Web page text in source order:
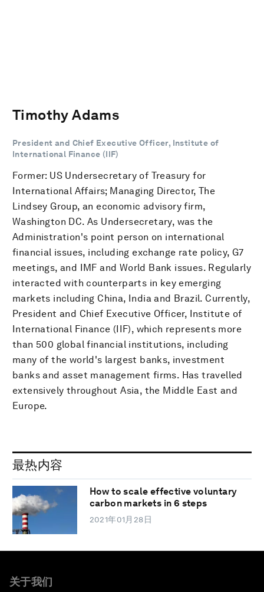
Timothy Adams
President and Chief Executive Officer, Institute of
International Finance (IIF)
Former: US Undersecretary of Treasury for
International Affairs; Managing Director, The
Lindsey Group, an economic advisory firm,
Washington DC. As Undersecretary, was the
Administration's point person on international
financial issues, including exchange rate policy, G7
meetings, and IMF and World Bank issues. Regularly
interacted with counterparts in key emerging
markets including China, India and Brazil. Currently,
President and Chief Executive Officer, Institute of
International Finance (IIF), which represents more
than 500 global financial institutions, including
many of the world's largest banks, investment
banks and asset management firms. Has travelled
extensively throughout Asia, the Middle East and
Europe.
最热内容
How to scale effective voluntary
carbon markets in 6 steps
2021年01月28日
关于我们